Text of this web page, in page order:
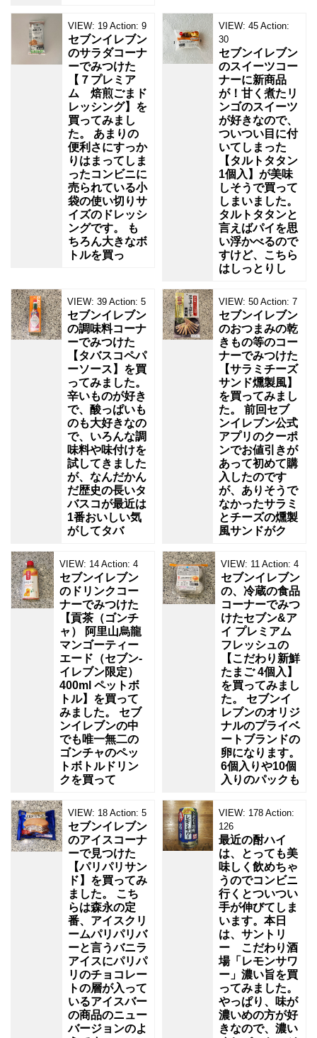
VIEW: 19 Action: 9
セブンイレブン
のサラダコーナ
ーでみつけた
【７プレミア
ム 焙煎ごまド
レッシング】を
買ってみまし
た。 あまりの
便利さにすっか
りはまってしま
ったコンビニに
売られている小
袋の使い切りサ
イズのドレッシ
ングです。 も
ちろん大きなボ
トルを買っ
VIEW: 45 Action:
30
セブンイレブン
のスイーツコー
ナーに新商品
が！甘く煮たリ
ンゴのスイーツ
が好きなので、
ついつい目に付
いてしまった
【タルトタタン
1個入】が美味
しそうで買って
しまいました。
タルトタタンと
言えばパイを思
い浮かべるので
すけど、こちら
はしっとりし
VIEW: 39 Action: 5
セブンイレブン
の調味料コーナ
ーでみつけた
【タバスコペパ
ーソース】を買
ってみました。
辛いものが好き
で、酸っぱいも
のも大好きなの
で、いろんな調
味料や味付けを
試してきました
が、なんだかん
だ歴史の長いタ
バスコが最近は
1番おいしい気
がしてタバ
VIEW: 50 Action: 7
セブンイレブン
のおつまみの乾
きもの等のコー
ナーでみつけた
【サラミチーズ
サンド燻製風】
を買ってみまし
た。 前回セブ
ンイレブン公式
アプリのクーポ
ンでお値引きが
あって初めて購
入したのです
が、ありそうで
なかったサラミ
とチーズの燻製
風サンドがク
VIEW: 14 Action: 4
セブンイレブン
のドリンクコー
ナーでみつけた
【貢茶（ゴンチ
ャ） 阿里山烏龍
マンゴーティー
エード（セブン‐
イレブン限定）
400ml ペットボ
トル】を買って
みました。 セブ
ンイレブンの中
でも唯一無二の
ゴンチャのペッ
トボトルドリン
クを買って
VIEW: 11 Action: 4
セブンイレブン
の、冷蔵の食品
コーナーでみつ
けたセブン&ア
イ プレミアム
フレッシュの
【こだわり新鮮
たまご 4個入】
を買ってみまし
た。 セブンイ
レブンのオリジ
ナルのプライベ
ートブランドの
卵になります。
6個入りや10個
入りのパックも
VIEW: 18 Action: 5
セブンイレブン
のアイスコーナ
ーで見つけた
【パリパリサン
ド】を買ってみ
ました。 こち
らは森永の定
番、アイスクリ
ームパリパリバ
ーと言うバニラ
アイスにパリパ
リのチョコレー
トの層が入って
いるアイスバー
の商品のニュー
バージョンのよ
VIEW: 178 Action:
126
最近の酎ハイ
は、とっても美
味しく飲めちゃ
うのでコンビニ
行くとついつい
手が伸びてしま
います。本日
は、サントリ
ー こだわり酒
場「レモンサワ
ー」濃い旨を買
ってみました。
やっぱり、味が
濃いめの方が好
きなので、濃い